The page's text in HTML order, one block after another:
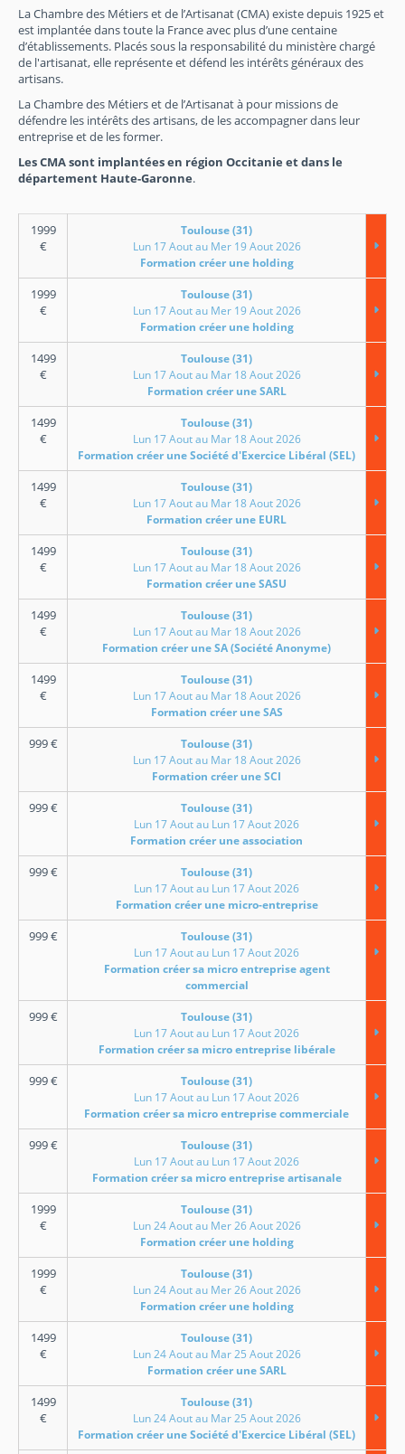
La Chambre des Métiers et de l’Artisanat (CMA) existe depuis 1925 et
est implantée dans toute la France avec plus d’une centaine
d’établissements. Placés sous la responsabilité du ministère chargé
de l'artisanat, elle représente et défend les intérêts généraux des
artisans.
La Chambre des Métiers et de l’Artisanat à pour missions de
défendre les intérêts des artisans, de les accompagner dans leur
entreprise et de les former.
Les CMA sont implantées en région Occitanie et dans le
département Haute-Garonne.
1999
€
Toulouse (31)
Lun 17 Aout au Mer 19 Aout 2026
Formation créer une holding
1999
€
Toulouse (31)
Lun 17 Aout au Mer 19 Aout 2026
Formation créer une holding
1499
€
Toulouse (31)
Lun 17 Aout au Mar 18 Aout 2026
Formation créer une SARL
1499
€
Toulouse (31)
Lun 17 Aout au Mar 18 Aout 2026
Formation créer une Société d'Exercice Libéral (SEL)
1499
€
Toulouse (31)
Lun 17 Aout au Mar 18 Aout 2026
Formation créer une EURL
1499
€
Toulouse (31)
Lun 17 Aout au Mar 18 Aout 2026
Formation créer une SASU
1499
€
Toulouse (31)
Lun 17 Aout au Mar 18 Aout 2026
Formation créer une SA (Société Anonyme)
1499
€
Toulouse (31)
Lun 17 Aout au Mar 18 Aout 2026
Formation créer une SAS
999€
Toulouse (31)
Lun 17 Aout au Mar 18 Aout 2026
Formation créer une SCI
999€
Toulouse (31)
Lun 17 Aout au Lun 17 Aout 2026
Formation créer une association
999€
Toulouse (31)
Lun 17 Aout au Lun 17 Aout 2026
Formation créer une micro-entreprise
999€
Toulouse (31)
Lun 17 Aout au Lun 17 Aout 2026
Formation créer sa micro entreprise agent
commercial
999€
Toulouse (31)
Lun 17 Aout au Lun 17 Aout 2026
Formation créer sa micro entreprise libérale
999€
Toulouse (31)
Lun 17 Aout au Lun 17 Aout 2026
Formation créer sa micro entreprise commerciale
999€
Toulouse (31)
Lun 17 Aout au Lun 17 Aout 2026
Formation créer sa micro entreprise artisanale
1999
€
Toulouse (31)
Lun 24 Aout au Mer 26 Aout 2026
Formation créer une holding
1999
€
Toulouse (31)
Lun 24 Aout au Mer 26 Aout 2026
Formation créer une holding
1499
€
Toulouse (31)
Lun 24 Aout au Mar 25 Aout 2026
Formation créer une SARL
1499
€
Toulouse (31)
Lun 24 Aout au Mar 25 Aout 2026
Formation créer une Société d'Exercice Libéral (SEL)